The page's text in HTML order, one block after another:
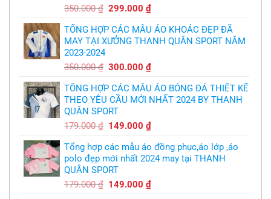
chát
bầy
quỷ
nhỏ
,thiết
free
350.000₫ Giá
là:
350.000 ₫.
299.000₫Giá
tại
là:
TỔNG HỢP CÁC MẪU ÁO KHOÁC ĐẸP ĐÃ
MAY TẠI XƯỞNG THANH QUÂN SPORT NĂM
2023-2024
350.000₫ Giá
là:
350.000 ₫.
300.000₫Giá
tại
là:
TỔNG HỢP CÁC MẪU ÁO BÓNG ĐÁ THIẾT KẾ
THEO YÊU CẦU MỚI NHẤT 2024 BY THANH
QUÂN SPORT
179.000₫ Giá
là:
179.000 ₫.
149.000₫Giá
tại
là:
Tổng hợp các mẫu áo đồng phục,áo lớp ,áo
polo đẹp mới nhất 2024 may tại THANH
QUÂN SPORT
179.000₫ Giá
149.000₫Giá